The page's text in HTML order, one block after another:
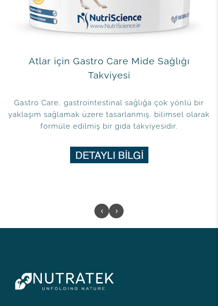
Atlar için Gastro Care Mide Sağlığı
Takviyesi
Gastro Care, gastrointestinal sağlığa çok yönlü bir
yaklaşım sağlamak üzere tasarlanmış, bilimsel olarak
formüle edilmiş bir gıda takviyesidir.
‹ ›